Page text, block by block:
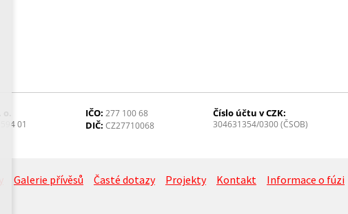
01
IČO: 277 100 68
DIČ: CZ27710068
Číslo účtu v CZK:
304631354/0300 (ČSOB)
Galerie přívěsů Časté dotazy Projekty Kontakt Informace o fúzi